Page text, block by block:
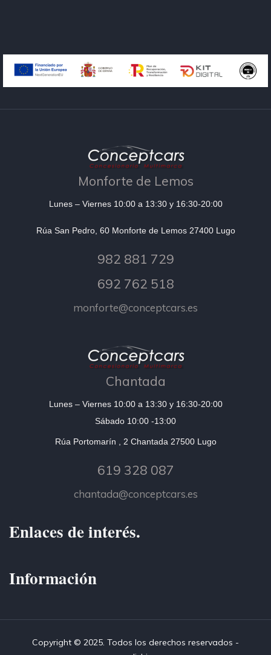
Monforte de Lemos
Lunes – Viernes 10:00 a 13:30 y 16:30-20:00
Rúa San Pedro, 60 Monforte de Lemos 27400 Lugo
982 881 729
692 762 518
monforte@conceptcars.es
Chantada
Lunes – Viernes 10:00 a 13:30 y 16:30-20:00
Sábado 10:00 -13:00
Rúa Portomarín , 2 Chantada 27500 Lugo
619 328 087
chantada@conceptcars.es
Enlaces de interés.
Información
Copyright © 2025. Todos los derechos reservados -